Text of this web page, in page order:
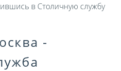
в Столичную службу
-